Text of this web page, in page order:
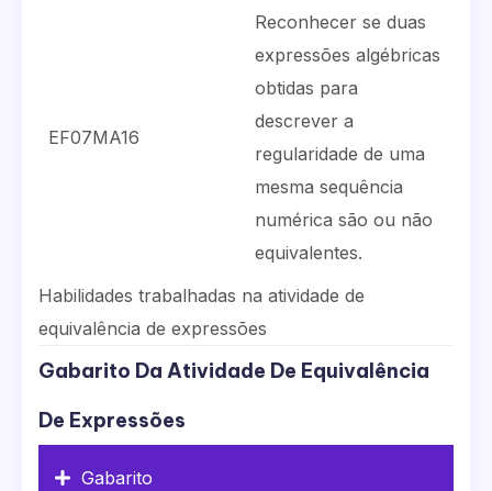
EF07MA16
Reconhecer se duas
expressões algébricas
obtidas para
descrever a
regularidade de uma
mesma sequência
numérica são ou não
equivalentes.
Habilidades trabalhadas na atividade de
equivalência de expressões
Gabarito Da Atividade De Equivalência
De Expressões
Gabarito